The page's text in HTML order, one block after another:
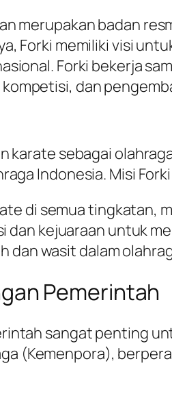
merupakan badan
Forki memiliki visi
Forki bekerja
dan
karate sebagai
Indonesia. Misi
di semua tingkatan,
dan kejuaraan untuk
dan wasit dalam
Pemerintah
sangat penting
(Kemenpora),